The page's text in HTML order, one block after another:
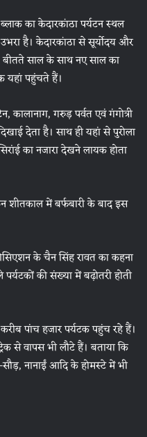
का केदारकांठा पर्यटन स्थल
है। केदारकांठा से सूर्योदय और
बीतते साल के साथ नए साल का
यहां पहुंचते हैं।
कालानाग, गरुड़ पर्वत एवं गंगोत्री
देता है। साथ ही यहां से पुरोला
का नजारा देखने लायक होता
शीतकाल में बर्फबारी के बाद इस
के चैन सिंह रावत का कहना
की संख्या में बढ़ोतरी होती
पांच हजार पर्यटक पहुंच रहे हैं।
से वापस भी लौटे हैं। बताया कि
नानाईं आदि के होमस्टे में भी